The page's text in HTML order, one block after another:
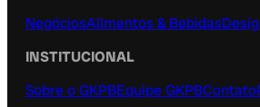
NegóciosAlimentos & Bebidas
INSTITUCIONAL
Sobre o GKPBEquipe GKPBContato